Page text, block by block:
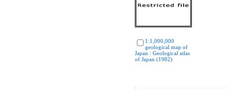
1:1,000,000
geological map of
Japan : Geological atlas
of Japan (1982)